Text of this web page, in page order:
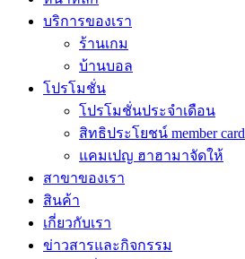
บริการของเรา
ร้านเกม
บ้านบอล
โปรโมชั่น
โปรโมชั่นประจำเดือน
สิทธิประโยชน์ member card
แคมเปญ ฮาฮามาจัดให้
สาขาของเรา
สินค้า
เกี่ยวกับเรา
ข่าวสารและกิจกรรม